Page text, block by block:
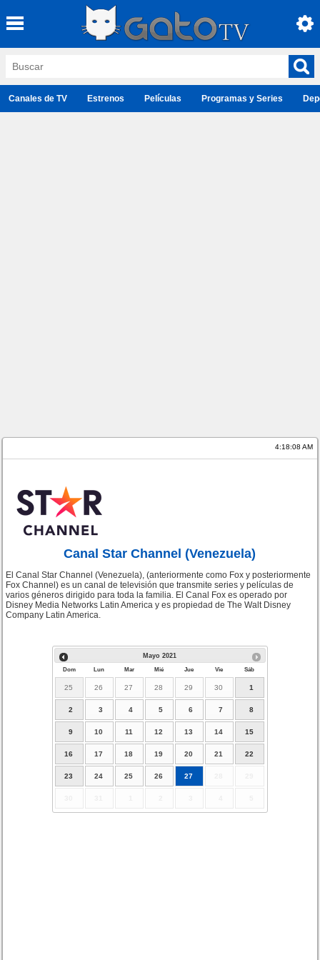
Canales de TV Estrenos Películas Programas y Series
4:18:08 AM
Canal Star Channel (Venezuela)
El Canal Star Channel (Venezuela), (anteriormente como Fox y posteriormente
Fox Channel) es un canal de televisión que transmite series y películas de
varios géneros dirigido para toda la familia. El Canal Fox es operado por
Disney Media Networks Latin America y es propiedad de The Walt Disney
Company Latin America.
Mayo 2021
Dom Lun Mar Mié Jue Vie Sáb
25 26 27 28 29 30 1
2 3 4 5 6 7 8
9 10 11 12 13 14 15
16 17 18 19 20 21 22
23 24 25 26 27